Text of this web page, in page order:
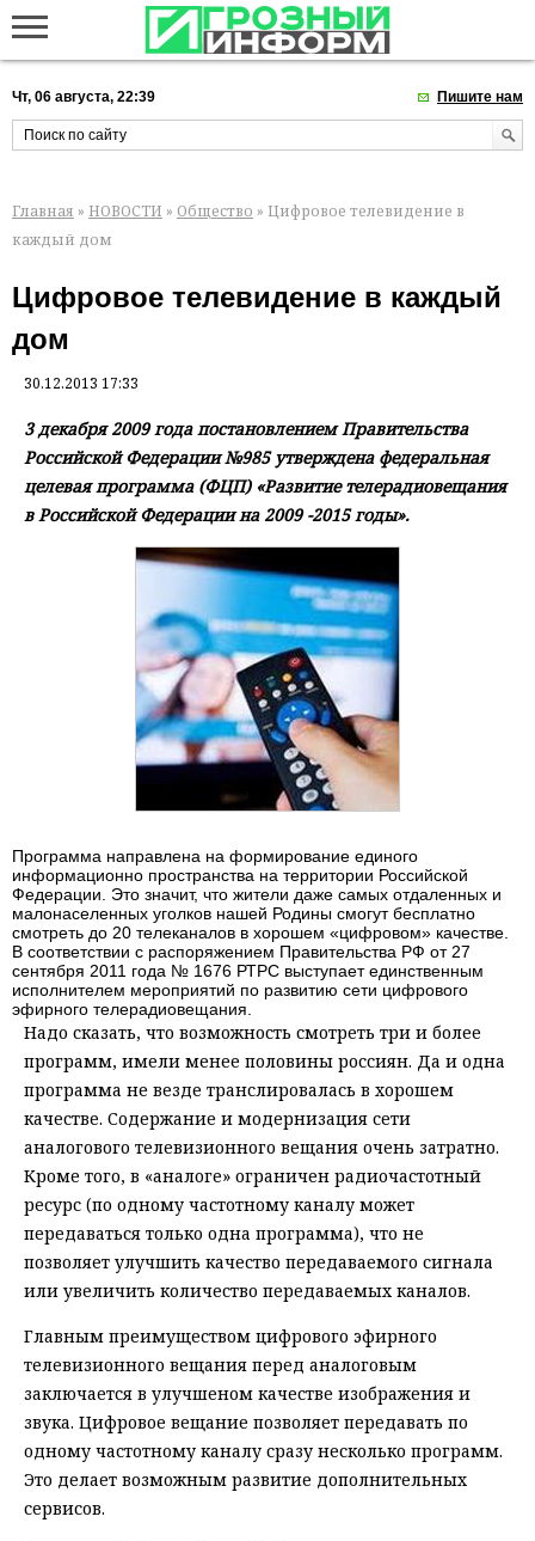
Чт, 06 августа, 22:39 Пишите нам
Главная » НОВОСТИ » Общество » Цифровое телевидение в
каждый дом
Цифровое телевидение в каждый
дом
30.12.2013 17:33
3 декабря 2009 года постановлением Правительства
Российской Федерации №985 утверждена федеральная
целевая программа (ФЦП) «Развитие телерадиовещания
в Российской Федерации на 2009 -2015 годы».
Программа направлена на формирование единого
информационно пространства на территории Российской
Федерации. Это значит, что жители даже самых отдаленных и
малонаселенных уголков нашей Родины смогут бесплатно
смотреть до 20 телеканалов в хорошем «цифровом» качестве.
В соответствии с распоряжением Правительства РФ от 27
сентября 2011 года № 1676 РТРС выступает единственным
исполнителем мероприятий по развитию сети цифрового
эфирного телерадиовещания.
Надо сказать, что возможность смотреть три и более
программ, имели менее половины россиян. Да и одна
программа не везде транслировалась в хорошем
качестве. Содержание и модернизация сети
аналогового телевизионного вещания очень затратно.
Кроме того, в «аналоге» ограничен радиочастотный
ресурс (по одному частотному каналу может
передаваться только одна программа), что не
позволяет улучшить качество передаваемого сигнала
или увеличить количество передаваемых каналов.
Главным преимуществом цифрового эфирного
телевизионного вещания перед аналоговым
заключается в улучшеном качестве изображения и
звука. Цифровое вещание позволяет передавать по
одному частотному каналу сразу несколько программ.
Это делает возможным развитие дополнительных
сервисов.